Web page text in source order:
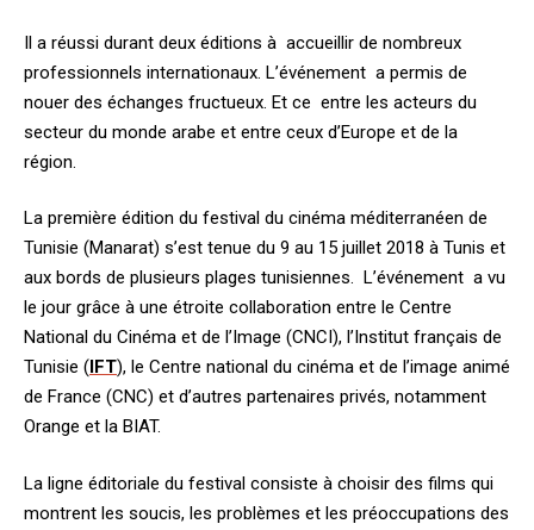
Il a réussi durant deux éditions à accueillir de nombreux
professionnels internationaux. L’événement a permis de
nouer des échanges fructueux. Et ce entre les acteurs du
secteur du monde arabe et entre ceux d’Europe et de la
région.
La première édition du festival du cinéma méditerranéen de
Tunisie (Manarat) s’est tenue du 9 au 15 juillet 2018 à Tunis et
aux bords de plusieurs plages tunisiennes. L’événement a vu
le jour grâce à une étroite collaboration entre le Centre
National du Cinéma et de l’Image (CNCI), l’Institut français de
Tunisie (IFT), le Centre national du cinéma et de l’image animé
de France (CNC) et d’autres partenaires privés, notamment
Orange et la BIAT.
La ligne éditoriale du festival consiste à choisir des films qui
montrent les soucis, les problèmes et les préoccupations des